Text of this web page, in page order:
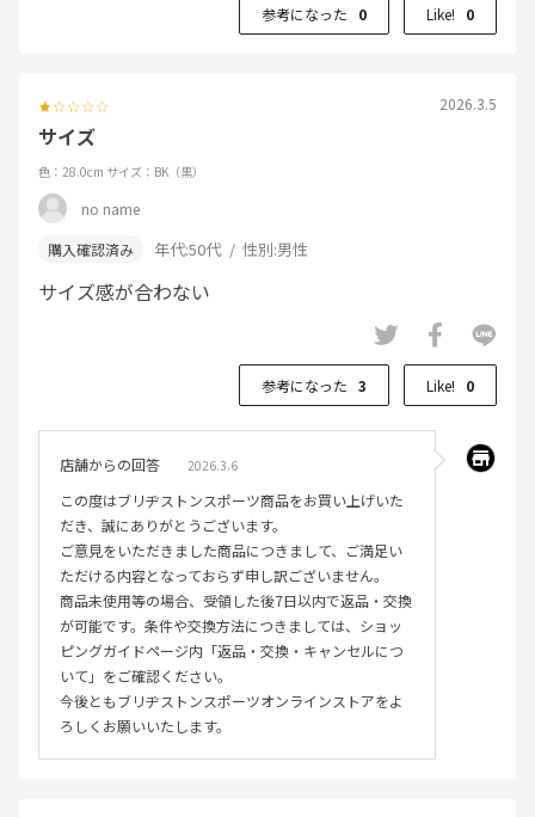
参考になった 0 Like! 0
2026.3.5
サイズ
色：28.0cm サイズ：BK（黒）
no name
年代:50代 性別:男性
サイズ感が合わない
参考になった 3 Like! 0
店舗からの回答 2026.3.6
この度はブリヂストンスポーツ商品をお買い上げいた
だき、誠にありがとうございます。
ご意見をいただきました商品につきまして、ご満足い
ただける内容となっておらず申し訳ございません。
商品未使用等の場合、受領した後7日以内で返品・交換
が可能です。条件や交換方法につきましては、ショッ
ピングガイドページ内「返品・交換・キャンセルにつ
いて」をご確認ください。
今後ともブリヂストンスポーツオンラインストアをよ
ろしくお願いいたします。